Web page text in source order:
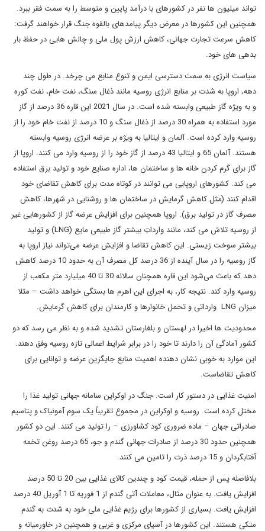
تواند میلیون ها نفر در کشورهای با درآمد پایین و متوسط را به سمت فقر ببرد.
همچنین این کشورها در معرض دیگر پیامدهای بالقوه جنگ قرار خواهند گرفت:
کاهش سرعت تجارت جهانی، کاهش ارزش پول ملی و چالش هایی در حفظ بار
بدهی های خود.
سیاست انرژی به سمت دسترسی ایمن و تنوع منابع می چرخد. در طول چند
دهه، اروپا به شدت بر منابع انرژی روسیه مانند ذغال سنگ، نفت خام، نفت کوره
و به ویژه گاز طبیعی وابسته شده است. در سال 2021 این قاره 36 درصد از گاز
مورد استفاده به همراه 30 درصد از ذغال سنگ و 10 درصد از نفت خام خود را از
روسیه وارد کرده است. آلمان و ایتالیا به ویژه بر عرضه انرژی روسیه وابسته
هستند. آلمان 65 و ایتالیا 43 درصد از گاز خود را از روسیه وارد می کنند. اروپا از
گاز برای گرم کردن خانه ها و ساختمان ها، اداره صنایع خود و تولید برق استفاده
می کند. کشورهای اروپایی می توانند در کوتاه مدت برای کاهش تقاضای خود
اقدام کنند (مثل کاهش گرمایش در ساختمان ها و روشنایی در شهرها، کاهش
مصرف گاز در تولید برق). اروپا همچنین برای افزایش عرضه گاز از کشورهایی غیر
از روسیه تلاش می کند، مانند وارداتِ بیشتر گاز طبیعی مایع (LNG) و تولید
بیشتر سوخت زیستی. این کاهش تقاضا و افزایش عرضه می‌تواند نیاز اروپا به
گاز روسیه را در سال آینده از 36 درصد کل مصرف آن به حدود 10 درصد کاهش
دهد که باعث می‌شود این قاره همچنان سالانه 30 تا 40 میلیارد متر مکعب از
روسیه وارد کند. نتیجه کار، به اجرای این اهرم ها بستگی خواهد داشت – مثلا
میزان LNG وارداتی و تحمل خانوارها و کارمندان برای کاهش گرمایش.
محدودیت ها اخیرا در لهستان و بلغارستان تشدید شده و به نظر می رسد که دو
کشور آمادگی آن را دارند تا خود را در برابر شرایط اعمالی تازه روسیه وفق دهند.
این موارد به خوبی نشان دهنده اهمیت منابع جایگزین عرضه و توانایی برای
کاهش تقاضاست.
امنیت غذایی در دستور کار است. جنگ در اوکراین سامانه جهانی تولید غذا را
مختل کرده است. روسیه و اوکراین در مجموع تقریباً یک سوم آمونیاک و پتاسیم
صادراتی جهان – ماده ضروری کود کشاورزی – را تولید می کنند. این دو کشور
همچنین حدود 30 درصد از صادرات جهانی گندم و جو، 65 درصد روغن تخمه
آفتابگردان و 15 درصد ذرت را تامین می کنند.
بلافاصله پس از حمله، قیمت کود و چندین کالای غذایی بین 20 تا 50 درصد
افزایش یافت. به عنوان مثال، معاملات آتی گندم از 1 فوریه تا 1 آوریل 40 درصد
افزایش یافت. بسیاری از کشورها برای رژیم غذایی ملی خود به شدت به گندم
متکی هستند. این کشورها در آسیای مرکزی و غربی و همچنین در خاورمیانه و